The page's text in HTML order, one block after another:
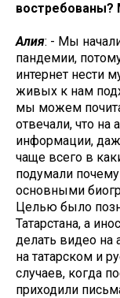
востребованы?
Алия: - Мы
пандемии,
интернет нести
живых к нам
мы можем
отвечали, что на
информации,
чаще всего в
подумали
основными
Целью было
Татарстана, а
делать видео на
на татарском и
случаев, когда
приходили